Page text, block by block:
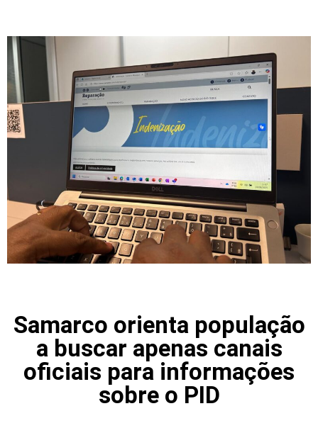
Samarco orienta população
a buscar apenas canais
oficiais para informações
sobre o PID